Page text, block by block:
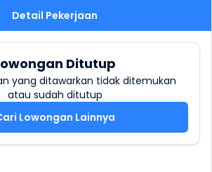
Detail Pekerjaan
Ditutup
yang ditawarkan tidak ditemukan
atau sudah ditutup
Lowongan Lainnya